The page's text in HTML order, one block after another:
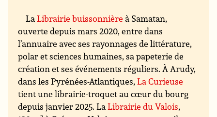
LaLibrairie buissonnière à Samatan,
ouverte depuis mars 2020, entre dans
l’annuaire avec ses rayonnages de littérature,
polar et sciences humaines, sa papeterie de
création et ses événements réguliers. À Arudy,
dans les Pyrénées-Atlantiques,La Curieuse
tient une librairie-troquet au cœur du bourg
depuis janvier 2025. LaLibrairie du Valois,